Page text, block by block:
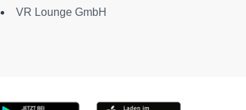
VR Lounge GmbH